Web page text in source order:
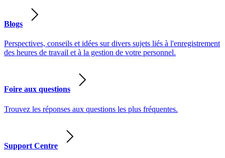
Blogs
Perspectives, conseils et idées sur divers sujets liés à l'enregistrement
des heures de travail et à la gestion de votre personnel.
Foire aux questions
Trouvez les réponses aux questions les plus fréquentes.
Support Centre